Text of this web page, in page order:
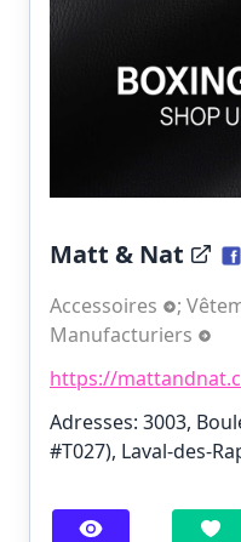
Matt & Nat
Accessoires ;
Manufacturiers
https://
Adresses: 3003,
#T027), Laval-des-